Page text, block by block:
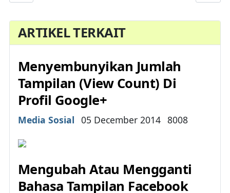
ARTIKEL TERKAIT
Menyembunyikan Jumlah
Tampilan (View Count) Di
Profil Google+
Details
Media Sosial 05 December 2014 8008
Mengubah Atau Mengganti
Bahasa Tampilan Facebook